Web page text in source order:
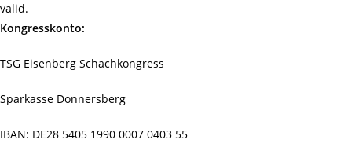
valid.
Kongresskonto:
TSG Eisenberg Schachkongress
Sparkasse Donnersberg
IBAN: DE28 5405 1990 0007 0403 55